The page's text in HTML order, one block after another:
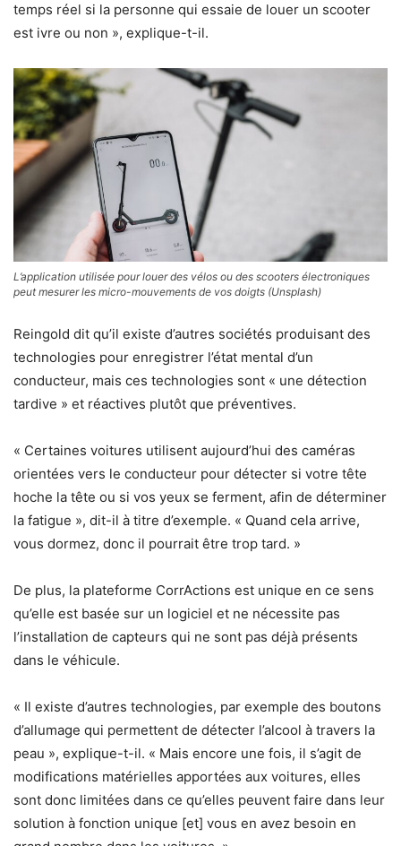
temps réel si la personne qui essaie de louer un scooter
est ivre ou non », explique-t-il.
L’application utilisée pour louer des vélos ou des scooters électroniques
peut mesurer les micro-mouvements de vos doigts (Unsplash)
Reingold dit qu’il existe d’autres sociétés produisant des
technologies pour enregistrer l’état mental d’un
conducteur, mais ces technologies sont « une détection
tardive » et réactives plutôt que préventives.
« Certaines voitures utilisent aujourd’hui des caméras
orientées vers le conducteur pour détecter si votre tête
hoche la tête ou si vos yeux se ferment, afin de déterminer
la fatigue », dit-il à titre d’exemple. « Quand cela arrive,
vous dormez, donc il pourrait être trop tard. »
De plus, la plateforme CorrActions est unique en ce sens
qu’elle est basée sur un logiciel et ne nécessite pas
l’installation de capteurs qui ne sont pas déjà présents
dans le véhicule.
« Il existe d’autres technologies, par exemple des boutons
d’allumage qui permettent de détecter l’alcool à travers la
peau », explique-t-il. « Mais encore une fois, il s’agit de
modifications matérielles apportées aux voitures, elles
sont donc limitées dans ce qu’elles peuvent faire dans leur
solution à fonction unique [et] vous en avez besoin en